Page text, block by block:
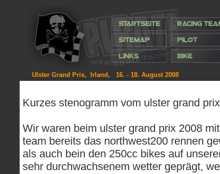
Ulster Grand Prix, Irland, 16. - 18. August 2008
Kurzes stenogramm vom ulster grand
Wir waren beim ulster grand prix 2008
team bereits das northwest200 rennen
als auch bein den 250cc bikes auf
sehr durchwachsenem wetter geprägt,